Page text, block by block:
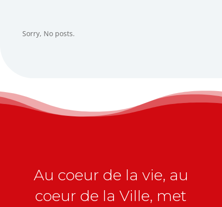
Sorry, No posts.
Au coeur de la vie, au
coeur de la Ville, met